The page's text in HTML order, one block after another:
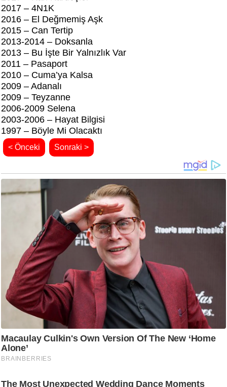
2017 – 4N1K
2016 – El Değmemiş Aşk
2015 – Can Tertip
2013-2014 – Doksanla
2013 – Bu İşte Bir Yalnızlık Var
2011 – Pasaport
2010 – Cuma’ya Kalsa
2009 – Adanalı
2009 – Teyzanne
2006-2009 Selena
2003-2006 – Hayat Bilgisi
1997 – Böyle Mi Olacaktı
< Önceki Sonraki >